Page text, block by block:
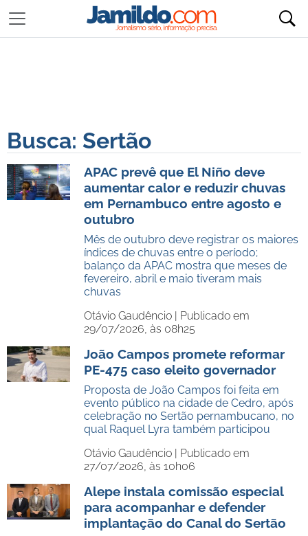
Busca: Sertão
APAC prevê que El Niño deve
aumentar calor e reduzir chuvas
em Pernambuco entre agosto e
outubro
Mês de outubro deve registrar os maiores
índices de chuvas entre o período;
balanço da APAC mostra que meses de
fevereiro, abril e maio tiveram mais
chuvas
Otávio Gaudêncio | Publicado em
29/07/2026, às 08h25
João Campos promete reformar
PE-475 caso eleito governador
Proposta de João Campos foi feita em
evento público na cidade de Cedro, após
celebração no Sertão pernambucano, no
qual Raquel Lyra também participou
Otávio Gaudêncio | Publicado em
27/07/2026, às 10h06
Alepe instala comissão especial
para acompanhar e defender
implantação do Canal do Sertão